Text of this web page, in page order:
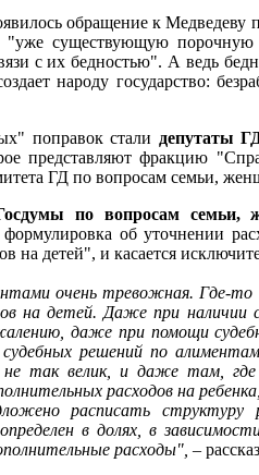
обращение к
"уже существующую порочную
с их бедностью". А ведь
народу государство:
поправок стали депутаты
представляют фракцию
ГД по вопросам семьи,
по вопросам
формулировка об уточнении
на детей", и касается
очень тревожная. Где-
на детей. Даже при наличии
даже при помощи
судебных решений по
не так велик, и даже там,
расходов на
расписать структуру
в долях, в
расходы", –